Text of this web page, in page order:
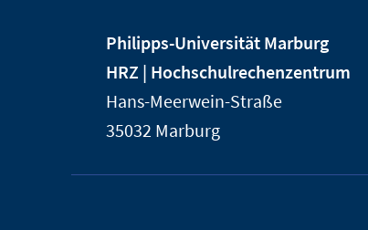
Informationen
der
Universität
Marburg
Philipps-Universität Marburg
HRZ | Hochschulrechenzentrum
Hans-Meerwein-Straße
35032 Marburg